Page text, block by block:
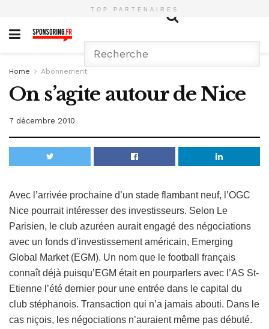
TOP PARTENAIRES
Home Abonnement
On s’agite autour de Nice
7 décembre 2010
Avec l’arrivée prochaine d’un stade flambant neuf, l’OGC
Nice pourrait intéresser des investisseurs. Selon Le
Parisien, le club azuréen aurait engagé des négociations
avec un fonds d’investissement américain, Emerging
Global Market (EGM). Un nom que le football français
connaît déjà puisqu’EGM était en pourparlers avec l’AS St-
Etienne l’été dernier pour une entrée dans le capital du
club stéphanois. Transaction qui n’a jamais abouti. Dans le
cas niçois, les négociations n’auraient même pas débuté.